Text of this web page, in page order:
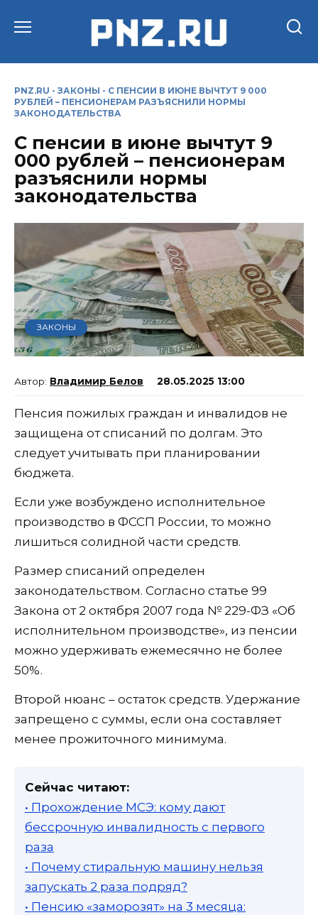
PNZ.RU - ЗАКОНЫ - С ПЕНСИИ В ИЮНЕ ВЫЧТУТ 9 000
РУБЛЕЙ – ПЕНСИОНЕРАМ РАЗЪЯСНИЛИ НОРМЫ
ЗАКОНОДАТЕЛЬСТВА
С пенсии в июне вычтут 9
000 рублей – пенсионерам
разъяснили нормы
законодательства
ЗАКОНЫ
Владимир Белов 28.05.2025 13:00
Пенсия пожилых граждан и инвалидов не
защищена от списаний по долгам. Это
следует учитывать при планировании
бюджета.
Если уже возбуждено исполнительное
производство в ФССП России, то можно
лишиться солидной части средств.
Размер списаний определен
законодательством. Согласно статье 99
Закона от 2 октября 2007 года № 229-ФЗ «Об
исполнительном производстве», из пенсии
можно удерживать ежемесячно не более
50%.
Второй нюанс – остаток средств. Удержание
запрещено с суммы, если она составляет
менее прожиточного минимума.
Сейчас читают:
• Прохождение МСЭ: кому дают
бессрочную инвалидность с первого
раза
• Почему стиральную машину нельзя
запускать 2 раза подряд?
• Пенсию «заморозят» на 3 месяца: